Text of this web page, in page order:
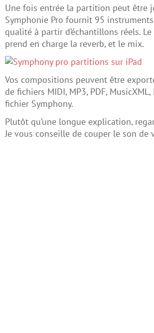
Une fois entrée la partition peut être
Symphonie Pro fournit 95
qualité à partir d’échantillons réels.
prend en charge la reverb, et le mix.
Vos compositions peuvent être
de fichiers MIDI, MP3, PDF,
fichier Symphony.
Plutôt qu’une longue explication,
Je vous conseille de couper le son